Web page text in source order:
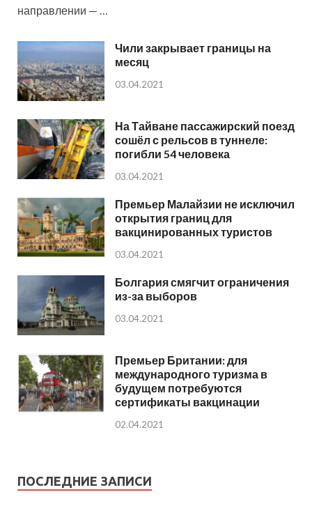
направлении — …
Чили закрывает границы на
месяц
03.04.2021
На Тайване пассажирский поезд
сошёл с рельсов в туннеле:
погибли 54 человека
03.04.2021
Премьер Малайзии не исключил
открытия границ для
вакцинированных туристов
03.04.2021
Болгария смягчит ограничения
из-за выборов
03.04.2021
Премьер Британии: для
международного туризма в
будущем потребуются
сертификаты вакцинации
02.04.2021
ПОСЛЕДНИЕ ЗАПИСИ